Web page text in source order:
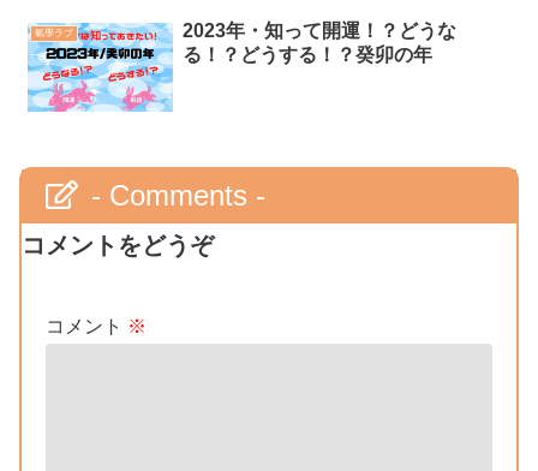
氣學ラブ
2023年・知って開運！？どうな
る！？どうする！？癸卯の年
- Comments -
コメントをどうぞ
コメント ※